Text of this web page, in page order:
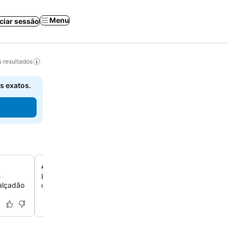
sessão Menu
resultados
exatos.
Área de lounge compartilhada e confortável
Relaxe e socialize na convidativa área de lounge
oferece um espaço comum para você relaxar.